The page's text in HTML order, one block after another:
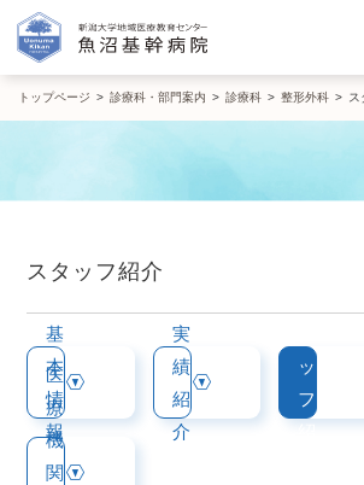
トップページ > 診療科・部門案内 > 診療科 > 整形外科 > ス
スタッフ紹介
基
本
情
報
実
績
紹
介
ッ
フ
医
療
機
関